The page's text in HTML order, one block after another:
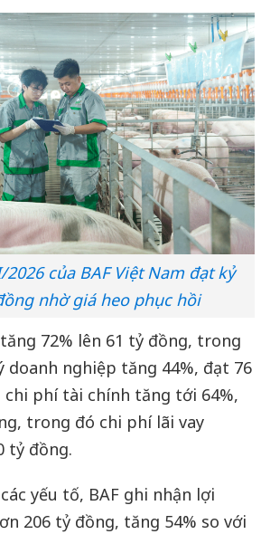
của BAF Việt Nam đạt kỷ
nhờ giá heo phục hồi
72% lên 61 tỷ đồng, trong
doanh nghiệp tăng 44%, đạt 76
phí tài chính tăng tới 64%,
trong đó chi phí lãi vay
tỷ đồng.
yếu tố, BAF ghi nhận lợi
206 tỷ đồng, tăng 54% so với